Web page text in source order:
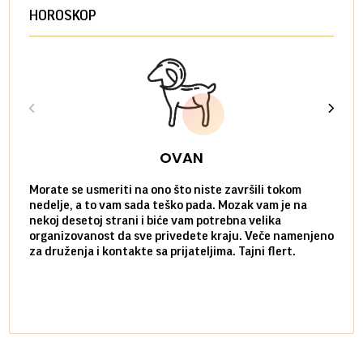
HOROSKOP
OVAN
Morate se usmeriti na ono što niste završili tokom
nedelje, a to vam sada teško pada. Mozak vam je na
nekoj desetoj strani i biće vam potrebna velika
organizovanost da sve privedete kraju. Veče namenjeno
za druženja i kontakte sa prijateljima. Tajni flert.